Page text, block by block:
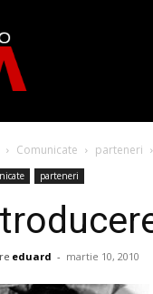
Comunicate parteneri
parteneri
eduard - martie 10, 2010